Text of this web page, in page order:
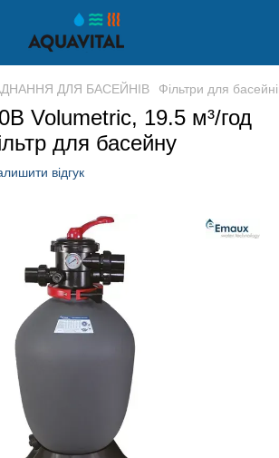
ДЛЯ БАСЕЙНІВ Фільтри для
Volumetric, 19.5 м³/год
для басейну
відгук